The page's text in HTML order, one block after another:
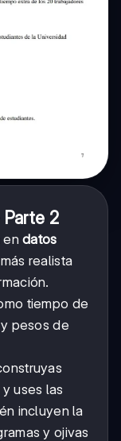
2
endatos
realista
tiempo de
pesos de
uses las
incluyen la
y ojivas